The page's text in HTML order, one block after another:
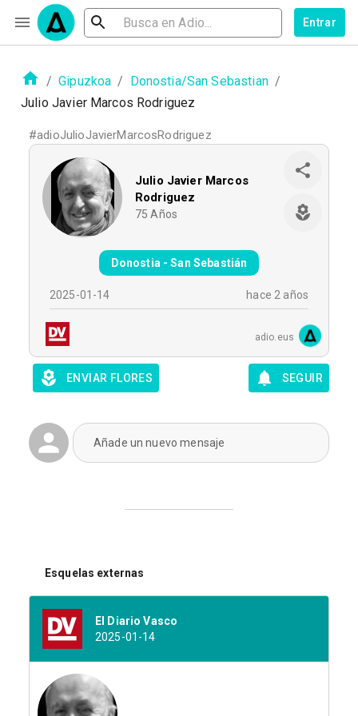
Entrar
/ Gipuzkoa / Donostia/San Sebastian /
Julio Javier Marcos Rodriguez
#adioJulioJavierMarcosRodriguez
Julio Javier Marcos
Rodriguez
75 Años
Donostia - San Sebastián
2025-01-14 hace 2 años
adio.eus
ENVIAR FLORES SEGUIR
Añade un nuevo mensaje
Esquelas externas
El Diario Vasco
2025-01-14